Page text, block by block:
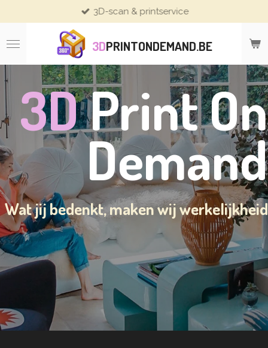
direct
naar
de
hoofdinhoud
3DPRINTONDEMAND.BE
3D-scan & printservice
3DPrint On
Demand
Wat jij bedenkt, maken wij werkelijkheid